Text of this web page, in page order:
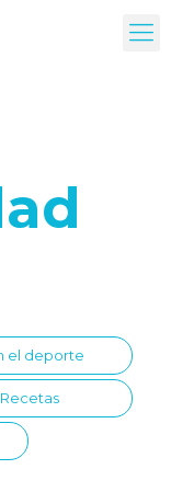
el deporte
Recetas